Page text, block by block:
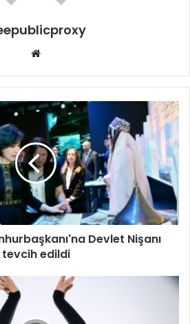
Web
Devlet Nişanı
tevcih edildi